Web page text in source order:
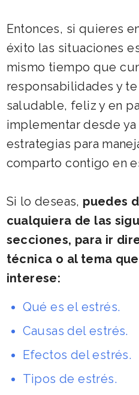
Entonces, si quieres
éxito las situaciones
mismo tiempo que
responsabilidades y
saludable, feliz y en
implementar desde ya
estrategias para
comparto contigo en
Si lo deseas, puedes
cualquiera de las
secciones, para ir
técnica o al tema
interese:
Qué es el estrés.
Causas del estrés.
Efectos del estrés.
Tipos de estrés.